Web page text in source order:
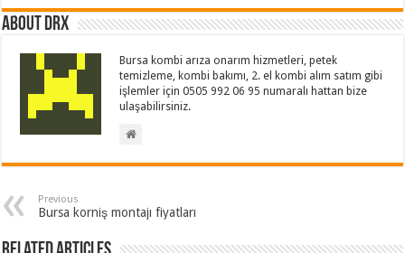
About drx
Bursa kombi arıza onarım hizmetleri, petek
temizleme, kombi bakımı, 2. el kombi alım satım gibi
işlemler için 0505 992 06 95 numaralı hattan bize
ulaşabilirsiniz.
Previous
Bursa korniş montajı fiyatları